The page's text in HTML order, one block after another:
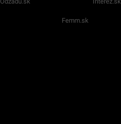
Femm.sk